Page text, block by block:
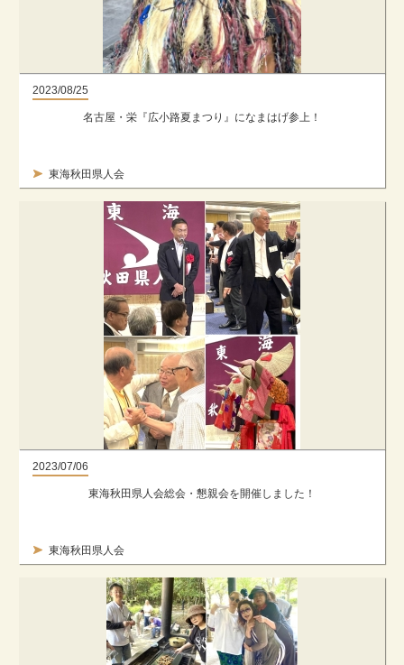
2023/08/25
東海秋田県人会
名古屋・栄『広小路夏まつり』になまはげ参上！
2023/07/06
東海秋田県人会
東海秋田県人会総会・懇親会を開催しました！